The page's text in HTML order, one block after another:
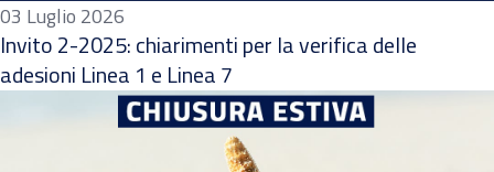
03 Luglio 2026
Invito 2-2025: chiarimenti per la verifica delle
adesioni Linea 1 e Linea 7